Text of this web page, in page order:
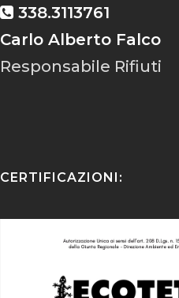
338.3113761
Carlo Alberto Falco
Responsabile Rifiuti
CERTIFICAZIONI: